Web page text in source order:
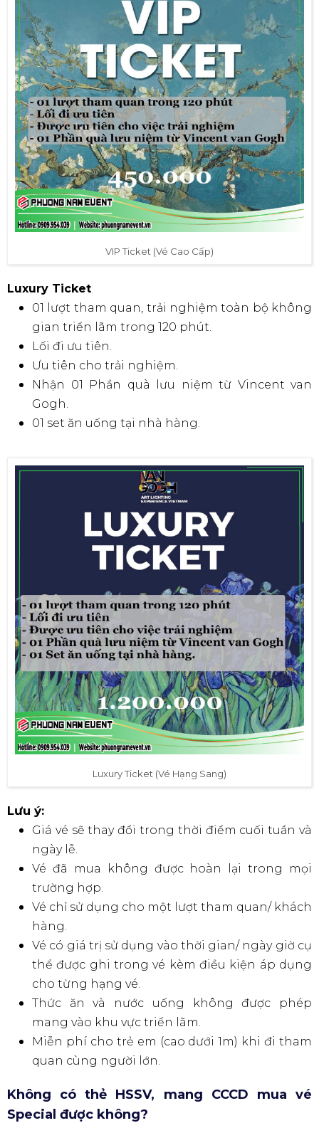
VIP Ticket (Vé Cao Cấp)
Luxury Ticket
01 lượt tham quan, trải nghiệm toàn bộ không
gian triển lãm trong 120 phút.
Lối đi ưu tiên.
Ưu tiên cho trải nghiệm.
Nhận 01 Phần quà lưu niệm từ Vincent van
Gogh.
01 set ăn uống tại nhà hàng.
Luxury Ticket (Vé Hạng Sang)
Lưu ý:
Giá vé sẽ thay đổi trong thời điểm cuối tuần và
ngày lễ.
Vé đã mua không được hoàn lại trong mọi
trường hợp.
Vé chỉ sử dụng cho một lượt tham quan/ khách
hàng.
Vé có giá trị sử dụng vào thời gian/ ngày giờ cụ
thể được ghi trong vé kèm điều kiện áp dụng
cho từng hạng vé.
Thức ăn và nước uống không được phép
mang vào khu vực triển lãm.
Miễn phí cho trẻ em (cao dưới 1m) khi đi tham
quan cùng người lớn.
Không có thẻ HSSV, mang CCCD mua vé
Special được không?